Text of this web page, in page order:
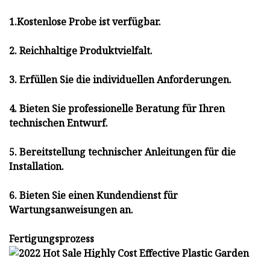
1.Kostenlose Probe ist verfügbar.
2. Reichhaltige Produktvielfalt.
3. Erfüllen Sie die individuellen Anforderungen.
4. Bieten Sie professionelle Beratung für Ihren
technischen Entwurf.
5. Bereitstellung technischer Anleitungen für die
Installation.
6. Bieten Sie einen Kundendienst für
Wartungsanweisungen an.
Fertigungsprozess